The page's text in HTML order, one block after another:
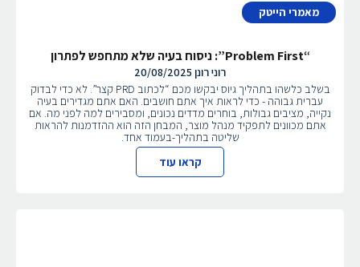
מאמרי הייטק
“Problem First”: ניסוח בעיה שלא מתחפש לפתרון
רוני רונן 20/08/2025
בשלב כלשהו בתהליך גיוס יבקשו מכם “לכתוב PRD קצר”. לא כדי לבדוק
עברית גבוהה - כדי לראות איך אתם חושבים. האם אתם מגדירים בעיה
נקייה, מציבים גבולות, בוחרים מדדים נכונים, ומסבירים למה לפני מה. אם
אתם מכוונים לתפקיד מנהל מוצר, המבחן הזה הוא ההזדמנות להראות
שליטה בתהליך-בעמוד אחד.
קראו עוד